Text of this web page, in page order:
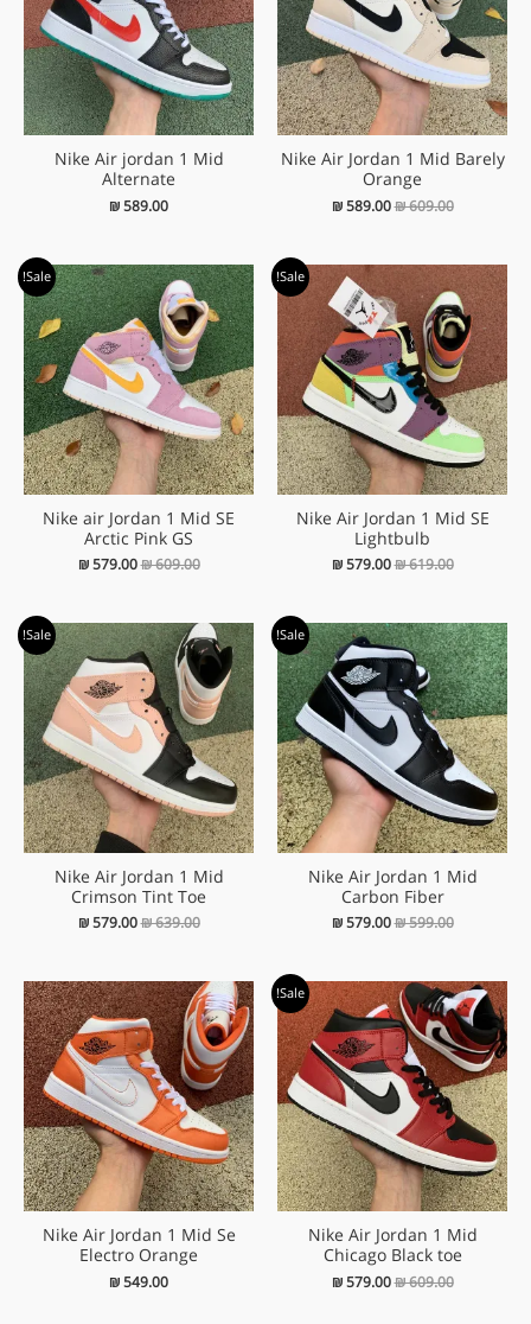
Nike Air Jordan 1 Mid Barely
Orange
₪609.00
₪589.00
Nike Air jordan 1 Mid
Alternate
₪589.00
Sale!
Nike Air Jordan 1 Mid SE
Lightbulb
₪619.00
המחיר
המקורי
היה:
₪ 619.00.
₪579.00
המחיר
הנוכחי
הוא:
₪ 579.00.
Sale!
Nike air Jordan 1 Mid SE
Arctic Pink GS
₪609.00
המחיר
המקורי
היה:
₪ 609.00.
₪579.00
המחיר
הנוכחי
הוא:
₪ 579.00.
Sale!
Nike Air Jordan 1 Mid
Carbon Fiber
₪599.00
המחיר
המקורי
היה:
₪ 599.00.
₪579.00
המחיר
הנוכחי
הוא:
₪ 579.00.
Sale!
Nike Air Jordan 1 Mid
Crimson Tint Toe
₪639.00
המחיר
המקורי
היה:
₪ 639.00.
₪579.00
המחיר
הנוכחי
הוא:
₪ 579.00.
Sale!
Nike Air Jordan 1 Mid
Chicago Black toe
₪609.00
המחיר
המקורי
היה:
₪ 609.00.
₪579.00
המחיר
הנוכחי
הוא:
₪ 579.00.
Nike Air Jordan 1 Mid Se
Electro Orange
₪549.00